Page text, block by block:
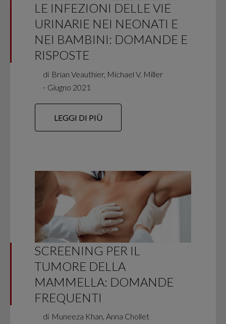
LE INFEZIONI DELLE VIE
URINARIE NEI NEONATI E
NEI BAMBINI: DOMANDE E
RISPOSTE
di Brian Veauthier, Michael V. Miller
∙ Giugno 2021
LEGGI DI PIÙ
SCREENING PER IL
TUMORE DELLA
MAMMELLA: DOMANDE
FREQUENTI
di Muneeza Khan, Anna Chollet